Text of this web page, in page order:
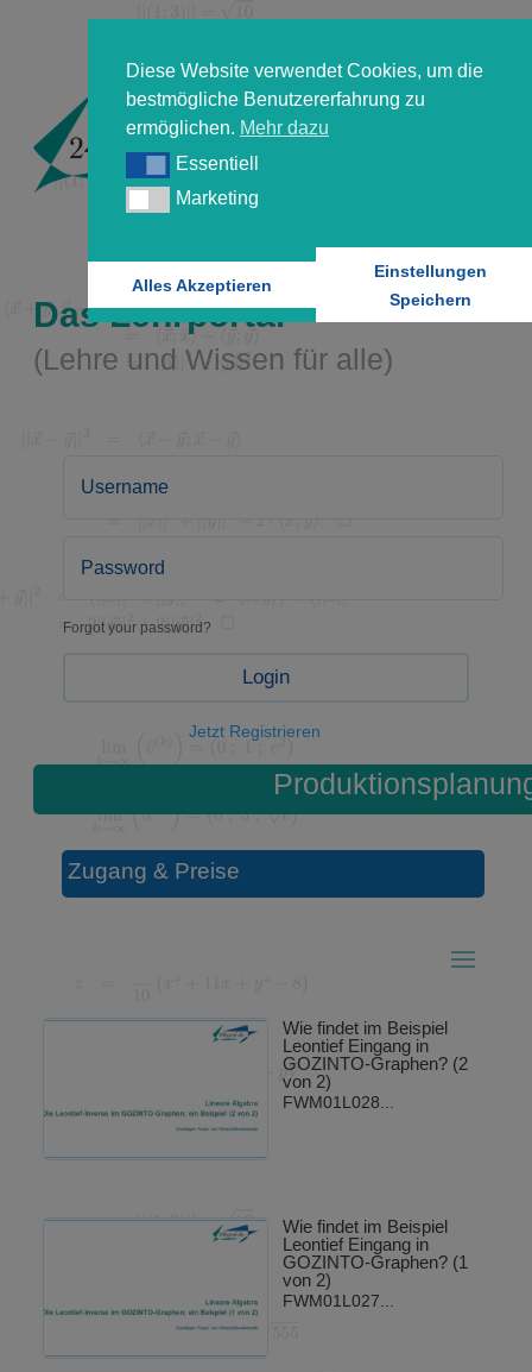
Diese Website verwendet Cookies, um die
bestmögliche Benutzererfahrung zu
ermöglichen. Mehr dazu
EssentiellEssentiell
MarketingMarketing
Alles Akzeptieren
Einstellungen
Speichern
Das Lehrportal
(Lehre und Wissen für alle)
Forgot your password?
Login
Jetzt Registrieren
Zugang & Preise
Wie findet im Beispiel
Leontief Eingang in
GOZINTO-Graphen? (2
von 2)
FWM01L028...
Wie findet im Beispiel
Leontief Eingang in
GOZINTO-Graphen? (1
von 2)
FWM01L027...